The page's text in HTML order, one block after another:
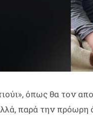
όπως θα τον
παρά την πρόωρη